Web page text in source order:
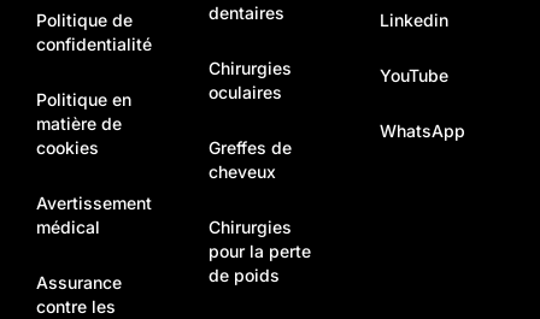
Politique de
confidentialité
Politique en
matière de
cookies
Avertissement
médical
Assurance
contre les
dentaires
Chirurgies
oculaires
Greffes de
cheveux
Chirurgies
pour la perte
de poids
Linkedin
YouTube
WhatsApp